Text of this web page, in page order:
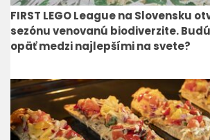
FIRST LEGO League na Slovensku
sezónu venovanú biodiverzite.
opäť medzi najlepšími na svete?